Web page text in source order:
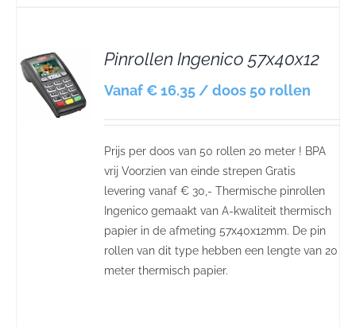
Pinrollen Ingenico 57x40x12
Vanaf € 16.35 / doos 50 rollen
Prijs per doos van 50 rollen 20 meter ! BPA
vrij Voorzien van einde strepen Gratis
levering vanaf € 30,- Thermische pinrollen
Ingenico gemaakt van A-kwaliteit thermisch
papier in de afmeting 57x40x12mm. De pin
rollen van dit type hebben een lengte van 20
meter thermisch papier.